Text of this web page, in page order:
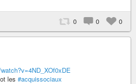
0 0 0
les #acquissociaux